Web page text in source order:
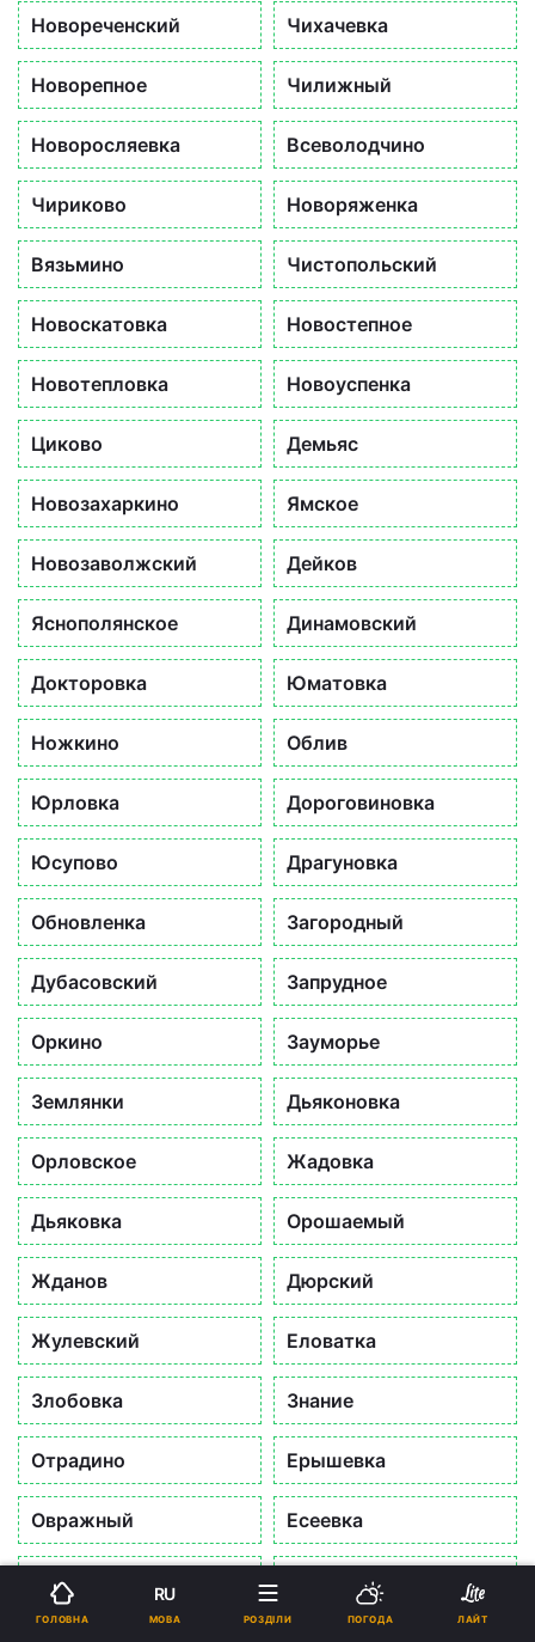
Головна Війна
Новореченский Чихачевка
Новорепное Чилижный
Новоросляевка Всеволодчино
Чириково Новоряженка
Вязьмино Чистопольский
Новоскатовка Новостепное
Новотепловка Новоуспенка
Циково Демьяс
Новозахаркино Ямское
Новозаволжский Дейков
Яснополянское Динамовский
Докторовка Юматовка
Ножкино Облив
Юрловка Дороговиновка
Юсупово Драгуновка
Обновленка Загородный
Дубасовский Запрудное
Оркино Зауморье
Землянки Дьяконовка
Орловское Жадовка
Дьяковка Орошаемый
Жданов Дюрский
Жулевский Еловатка
Злобовка Знание
Отрадино Ерышевка
Овражный Есеевка
Золотовка
ГОЛОВНА
RU
МОВА РОЗДІЛИ ПОГОДА ЛАЙТ
Ми використовуємо Погоджуюся